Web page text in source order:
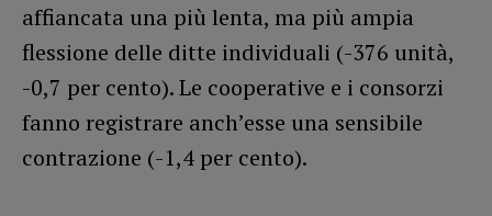
affiancata una più lenta, ma più ampia
flessione delle ditte individuali (-376 unità,
-0,7 per cento). Le cooperative e i consorzi
fanno registrare anch’esse una sensibile
contrazione (-1,4 per cento).